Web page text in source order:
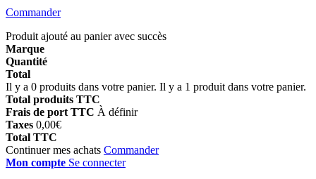
Commander
Produit ajouté au panier avec succès
Marque
Quantité
Total
Il y a 0 produits dans votre panier. Il y a 1 produit dans votre panier.
Total produits TTC
Frais de port TTC À définir
Taxes 0,00€
Total TTC
Continuer mes achats Commander
Mon compte Se connecter